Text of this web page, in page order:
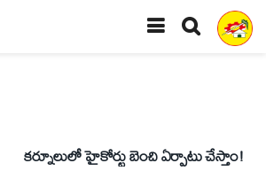
కర్నూలులో హైకోర్టు బెంచి ఏర్పాటు చేస్తాం!